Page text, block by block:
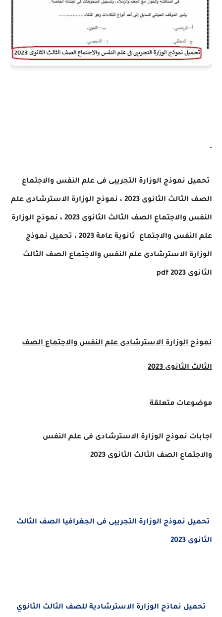
نموذج الوزارة التجريبى فى علم النفس والاجتماع
2023 ، نموذج الوزارة الاسترشادى علم
والاجتماعالصف الثالث الثانوى 2023 ، نموذج الوزارة
والاجتماعثانوية عامة 2023 ، تحميل نموذج
الاسترشادىعلم النفس والاجتماعالصف الثالث
pdf
الوزارة الاسترشادىعلم النفس والاجتماعالصف
الثانوى 2023
متعلقة
نموذج الوزارة الاسترشادى فى علم النفس
الصف الثالث الثانوى 2023
نموذج الوزارة التجريبى فى الجغرافيا الصف الثالث
نماذج الوزارة الاسترشادية للصف الثالث الثانوي